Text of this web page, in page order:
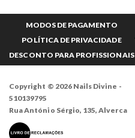
MODOS DE PAGAMENTO
POLÍTICA DE PRIVACIDADE
DESCONTO PARA PROFISSIONAIS
Copyright © 2026 Nails Divine -
510139795
Rua António Sérgio, 135, Alverca